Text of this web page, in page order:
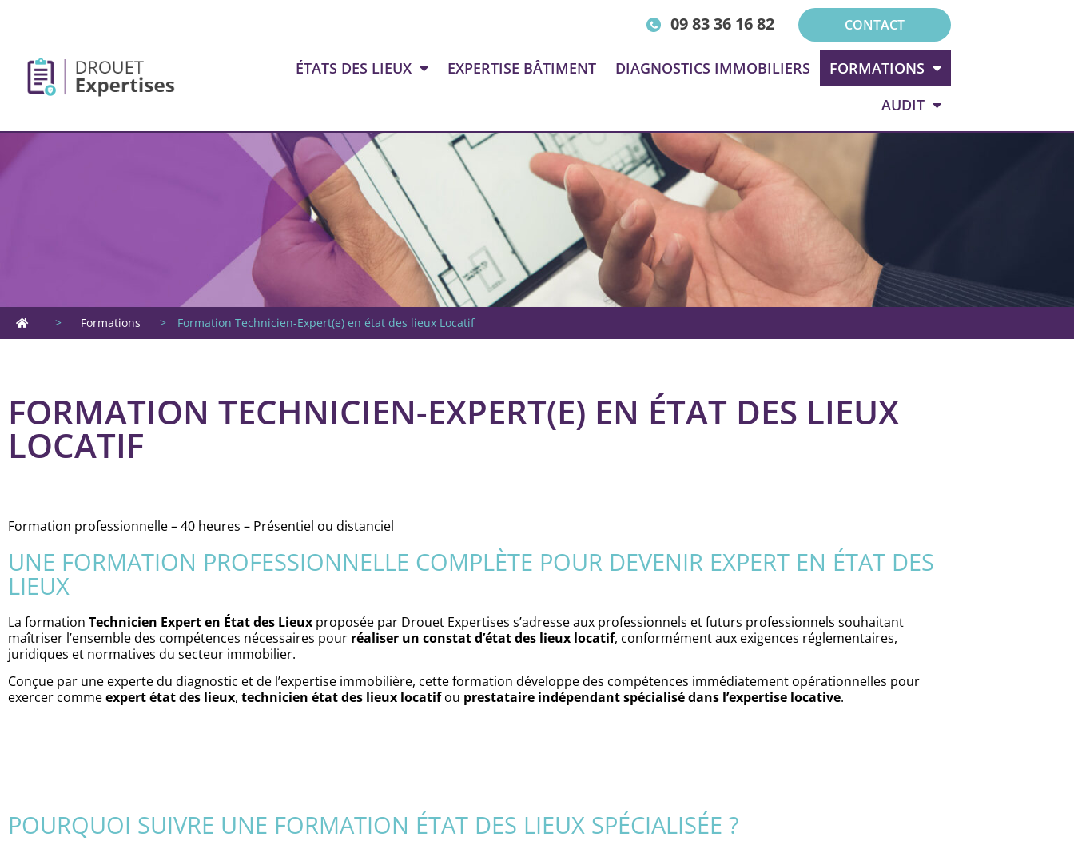
09 83 36 16 82 CONTACT
ÉTATS DES LIEUX EXPERTISE BÂTIMENT DIAGNOSTICS IMMOBILIERS
FORMATIONS
AUDIT
> Formations > Formation Technicien-Expert(e) en état des lieux Locatif
FORMATION TECHNICIEN-EXPERT(E) EN ÉTAT DES LIEUX
LOCATIF
Formation professionnelle – 40 heures – Présentiel ou distanciel
UNE FORMATION PROFESSIONNELLE COMPLÈTE POUR DEVENIR EXPERT EN ÉTAT DES
LIEUX
La formation Technicien Expert en État des Lieux proposée par Drouet Expertises s’adresse aux professionnels et futurs professionnels souhaitant
maîtriser l’ensemble des compétences nécessaires pour réaliser un constat d’état des lieux locatif, conformément aux exigences réglementaires,
juridiques et normatives du secteur immobilier.
Conçue par une experte du diagnostic et de l’expertise immobilière, cette formation développe des compétences immédiatement opérationnelles pour
exercer commeexpert état des lieux, technicien état des lieux locatifou prestataire indépendant spécialisé dans l’expertise locative.
POURQUOI SUIVRE UNE FORMATION ÉTAT DES LIEUX SPÉCIALISÉE ?